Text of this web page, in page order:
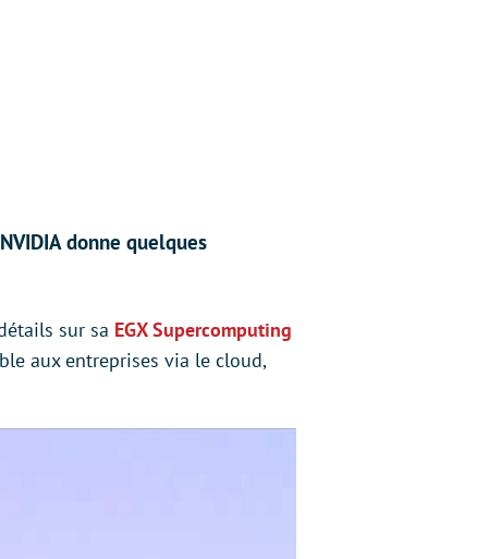
donne quelques
sur sa EGX Supercomputing
aux entreprises via le cloud,